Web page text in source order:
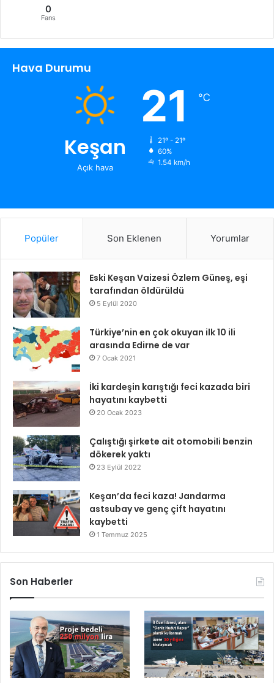
0
Fans
Hava Durumu
Keşan
Açık hava
21 ℃
21º - 21º
60%
1.54 km/h
Popüler Son Eklenen Yorumlar
Eski Keşan Vaizesi Özlem Güneş, eşi
tarafından öldürüldü
5 Eylül 2020
Türkiye’nin en çok okuyan ilk 10 ili
arasında Edirne de var
7 Ocak 2021
İki kardeşin karıştığı feci kazada biri
hayatını kaybetti
20 Ocak 2023
Çalıştığı şirkete ait otomobili benzin
dökerek yaktı
23 Eylül 2022
Keşan’da feci kaza! Jandarma
astsubay ve genç çift hayatını
kaybetti
1 Temmuz 2025
Son Haberler